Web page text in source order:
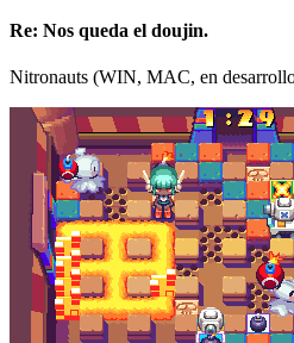
Re: Nos queda el doujin.
Nitronauts (WIN, MAC, en